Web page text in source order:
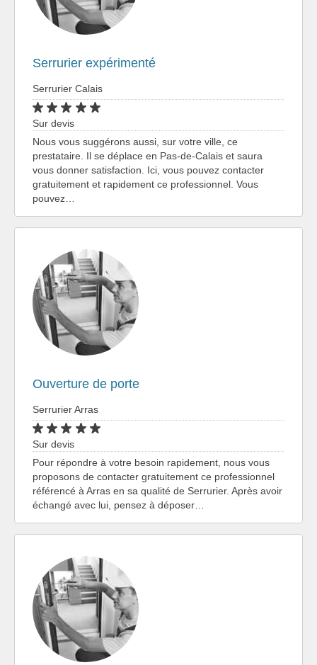
Serrurier expérimenté
Serrurier Calais
Sur devis
Nous vous suggérons aussi, sur votre ville, ce
prestataire. Il se déplace en Pas-de-Calais et saura
vous donner satisfaction. Ici, vous pouvez contacter
gratuitement et rapidement ce professionnel. Vous
pouvez…
Ouverture de porte
Serrurier Arras
Sur devis
Pour répondre à votre besoin rapidement, nous vous
proposons de contacter gratuitement ce professionnel
référencé à Arras en sa qualité de Serrurier. Après avoir
échangé avec lui, pensez à déposer…